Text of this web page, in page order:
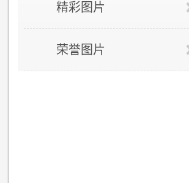
精彩图片
荣誉图片